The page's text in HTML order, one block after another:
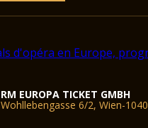
RM EUROPA TICKET GMBH
Wohllebengasse 6/2, Wien-1040